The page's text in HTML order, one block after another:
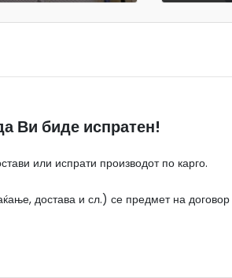
Ви биде испратен!
или испрати производот по карго.
достава и сл.) се предмет на договор